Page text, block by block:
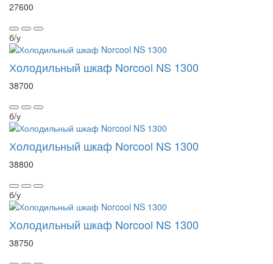
27600
б/у
Холодильный шкаф Norcool NS 1300
38700
б/у
Холодильный шкаф Norcool NS 1300
38800
б/у
Холодильный шкаф Norcool NS 1300
38750